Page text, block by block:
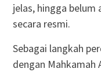
jelas, hingga belum
secara resmi.
Sebagai langkah
dengan Mahkamah